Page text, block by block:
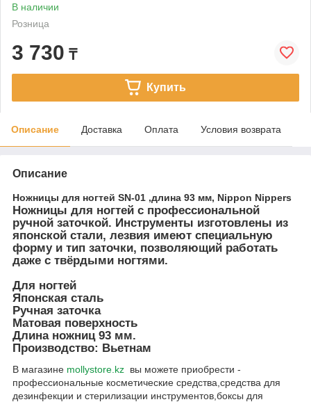
В наличии
Розница
3 730 ₸
Купить
Описание Доставка Оплата Условия возврата
Описание
Ножницы для ногтей SN-01 ,длина 93 мм, Nippon Nippers
Ножницы для ногтей с профессиональной
ручной заточкой. Инструменты изготовлены из
японской стали, лезвия имеют специальную
форму и тип заточки, позволяющий работать
даже с твёрдыми ногтями.
Для ногтей
Японская сталь
Ручная заточка
Матовая поверхность
Длина ножниц 93 мм.
Производство: Вьетнам
В магазине mollystore.kz вы можете приобрести -
профессиональные косметические средства,средства для
дезинфекции и стерилизации инструментов,боксы для